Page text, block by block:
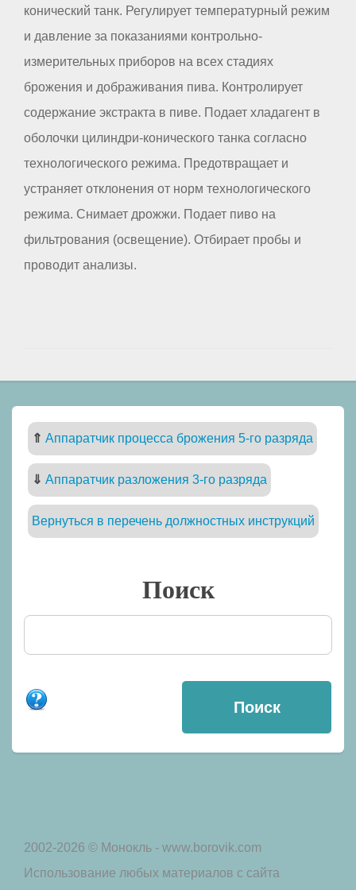
конический танк. Регулирует температурный режим
и давление за показаниями контрольно-
измерительных приборов на всех стадиях
брожения и дображивания пива. Контролирует
содержание экстракта в пиве. Подает хладагент в
оболочки цилиндри-конического танка согласно
технологического режима. Предотвращает и
устраняет отклонения от норм технологического
режима. Снимает дрожжи. Подает пиво на
фильтрования (освещение). Отбирает пробы и
проводит анализы.
⇑ Аппаратчик процесса брожения 5-го разряда
⇓ Аппаратчик разложения 3-го разряда
Вернуться в перечень должностных инструкций
Поиск
2002-2026 © Монокль - www.borovik.com
Использование любых материалов с сайта